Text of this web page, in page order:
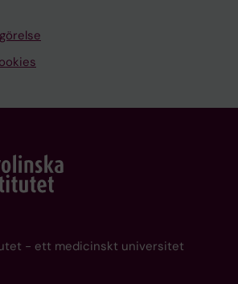
- ett medicinskt universitet